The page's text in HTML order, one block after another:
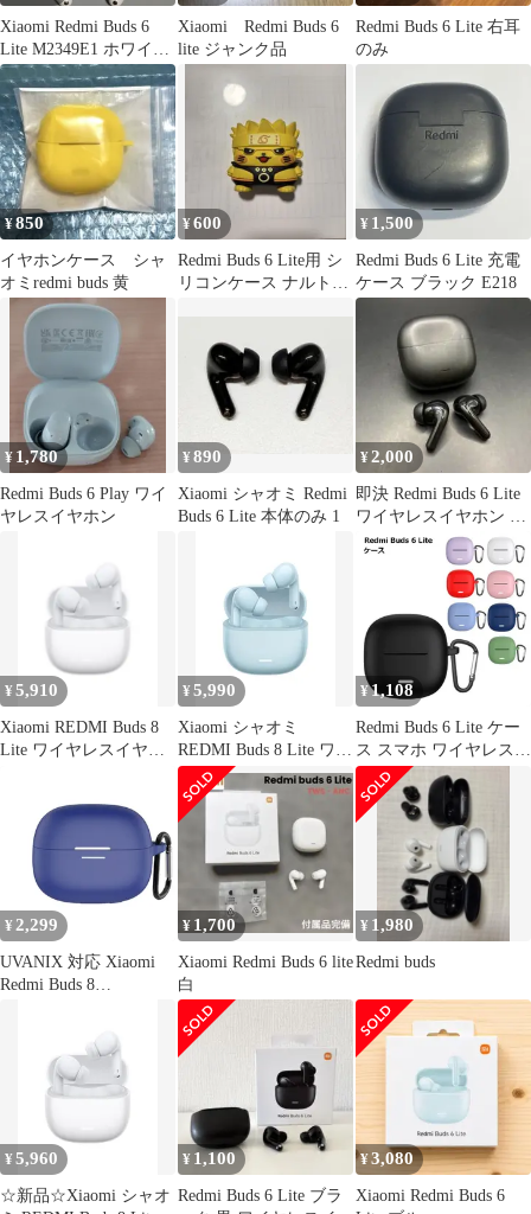
Xiaomi Redmi Buds 6
Lite M2349E1 ホワイト
ノイズキャンセリング
完全ワイヤレスイヤホ
ン xiaomi redmi buds6
Lite シャオミ 中古
Xiaomi Redmi Buds 6
lite ジャンク品
Redmi Buds 6 Lite 右耳
のみ
¥850
イヤホンケース シャ
オミredmi buds 黄
¥600
Redmi Buds 6 Lite用 シ
リコンケース ナルトデ
¥ 1,500
Redmi Buds 6 Lite 充電
ケース ブラック E218
¥ 1,780
Redmi Buds 6 Play ワイ
ヤレスイヤホン
¥890
Xiaomi シャオミ Redmi
Buds 6 Lite 本体のみ 1
¥2,000
即決 Redmi Buds 6 Lite
ワイヤレスイヤホン ブ
ラック
¥5,910
Xiaomi REDMI Buds 8
Lite ワイヤレスイヤホ
¥5,990
Xiaomi シャオミ
REDMI Buds 8 Lite ワイ
ヤレスイヤホン
Bluetooth イヤホン 5.4
ノイズキャンセリング
12.4mmドライバー 最
大36時間再生 マルチポ
イント接続 急速充電 小
型軽量 専用アプリ対応
カス 56344852
¥ 1,108
Redmi Buds 6 Lite ケー
ス スマホ ワイヤレスイ
ヤホン カバー シリコン
落下防止 傷 汚れ レッ
ドミー _c
¥ 2,299
UVANIX 対応 Xiaomi
Redmi Buds 8
コン素材 全面保護 耐衝
撃 防水 防塵 スリム
LED可視 装着充電可能
キズ防止 カラビナ付き
紛失防止(ブルー)
¥ 1,700
Xiaomi Redmi Buds 6 lite
白
¥ 1,980
Redmi buds
¥5,960
☆新品☆Xiaomi シャオ
¥ 1,100
Redmi Buds 6 Lite ブラ
¥3,080
Xiaomi Redmi Buds 6